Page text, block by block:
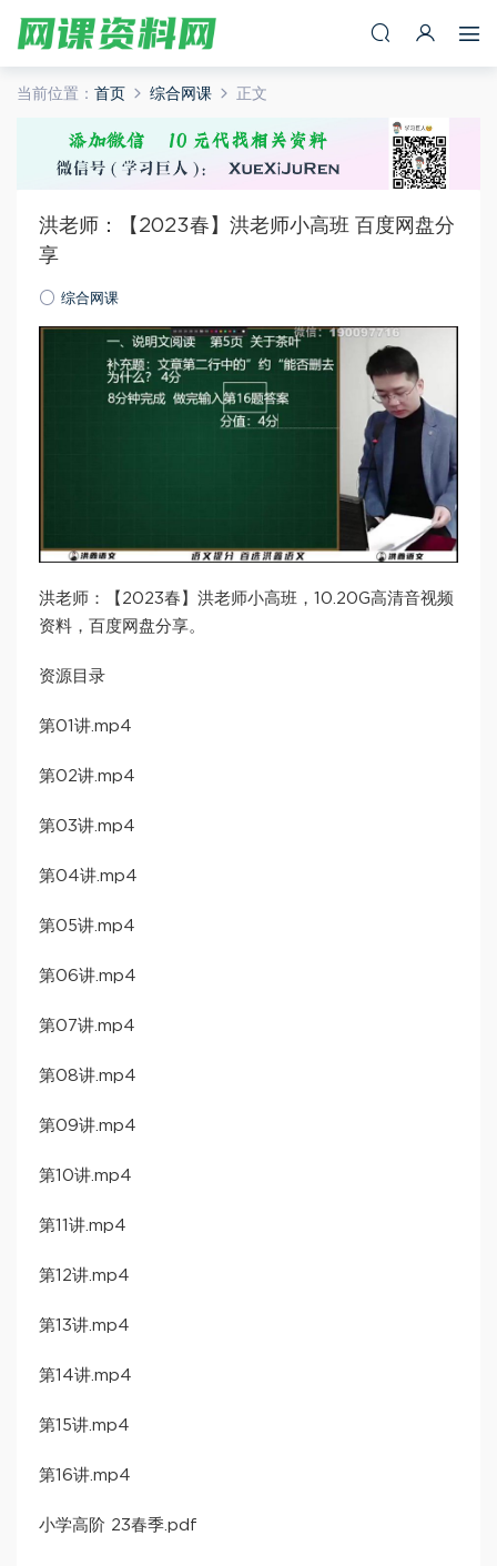
当前位置： 首页 综合网课 正文
洪老师：【2023春】洪老师小高班 百度网盘分
享
综合网课
洪老师：【2023春】洪老师小高班，10.20G高清音视频
资料，百度网盘分享。
资源目录
第01讲.mp4
第02讲.mp4
第03讲.mp4
第04讲.mp4
第05讲.mp4
第06讲.mp4
第07讲.mp4
第08讲.mp4
第09讲.mp4
第10讲.mp4
第11讲.mp4
第12讲.mp4
第13讲.mp4
第14讲.mp4
第15讲.mp4
第16讲.mp4
小学高阶 23春季.pdf